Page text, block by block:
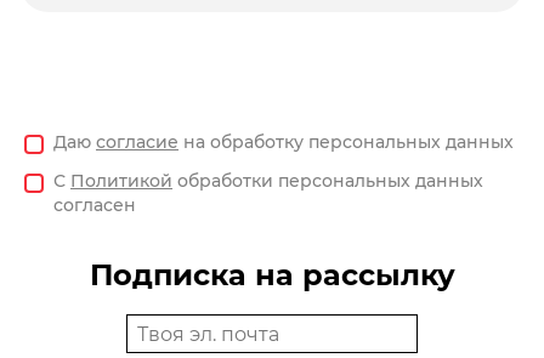
Даю согласие на обработку персональных данных
С Политикой обработки персональных данных
согласен
Подписка на рассылку